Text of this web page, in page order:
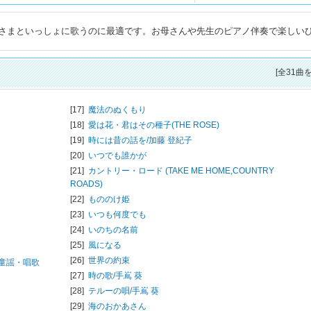
まといっしょに歌うのに最適です。お母さんや先生のピアノ伴奏で楽しい
[全31曲
謡・唱歌
[17] 魔法のぬくもり
[18] 愛は花・君はその種子(THE ROSE)
[19] 時には昔の話を/加藤 登紀子
[20] いつでも誰かが
[21] カントリー・ロード (TAKE ME HOME,COUNTRY
ROADS)
[22] もののけ姫
[23] いつも何度でも
[24] いのちの名前
[25] 風になる
[26] 世界の約束
[27] 時の歌/手嶌 葵
[28] テルーの唄/手嶌 葵
[29] 海のおかあさん